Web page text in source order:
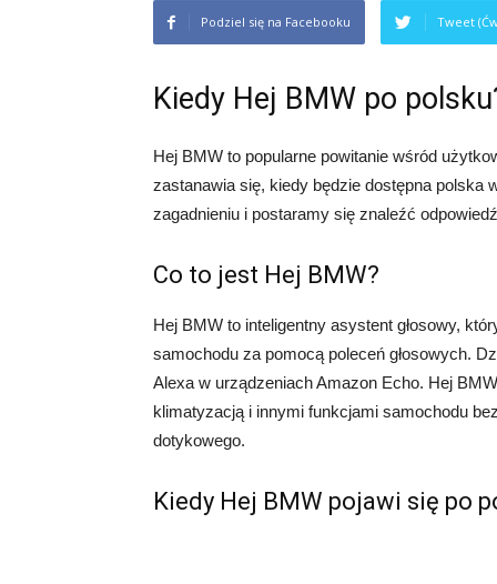
Podziel się na Facebooku Tweet
Kiedy Hej BMW po
Hej BMW to popularne powitanie wśród
zastanawia się, kiedy będzie dostępna
zagadnieniu i postaramy się znaleźć
Co to jest Hej BMW?
Hej BMW to inteligentny asystent głosowy,
samochodu za pomocą poleceń głosowych.
Alexa w urządzeniach Amazon Echo. Hej
klimatyzacją i innymi funkcjami samochodu
dotykowego.
Kiedy Hej BMW pojawi się po